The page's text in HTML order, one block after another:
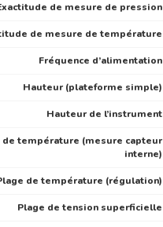
de mesure de pression
de mesure de température
Fréquence d’alimentation
Hauteur (plateforme simple)
Hauteur de l’instrument
de température (mesure capteur
interne)
de température (régulation)
Plage de tension superficielle